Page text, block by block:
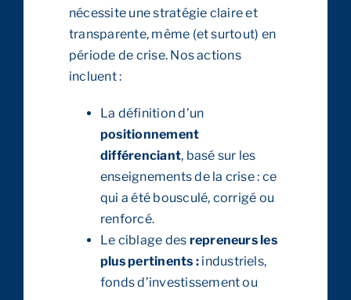
nécessite une stratégie claire et
transparente, même (et surtout) en
période de crise. Nos actions
incluent :
La définition d’un
positionnement
différenciant, basé sur les
enseignements de la crise : ce
qui a été bousculé, corrigé ou
renforcé.
Le ciblage des repreneurs les
plus pertinents : industriels,
fonds d’investissement ou